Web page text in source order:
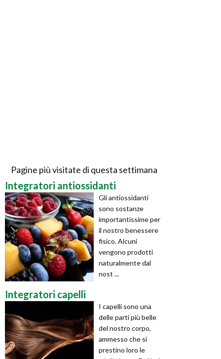
Pagine più visitate di questa settimana
Integratori antiossidanti
Gli antiossidanti
sono sostanze
importantissime per
il nostro benessere
fisico. Alcuni
vengono prodotti
naturalmente dal
nost ...
Integratori capelli
I capelli sono una
delle parti più belle
del nostro corpo,
ammesso che si
prestino loro le